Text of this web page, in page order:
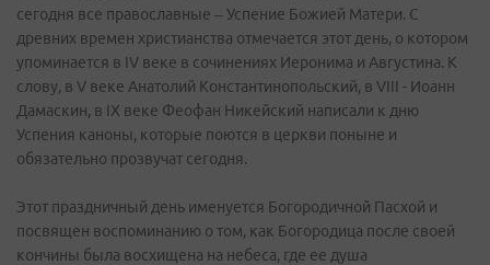
сегодня все православные – Успение Божией Матери. С
древних времен христианства отмечается этот день, о котором
упоминается в IV веке в сочинениях Иеронима и Августина. К
слову, в V веке Анатолий Константинопольский, в VIII - Иоанн
Дамаскин, в IX веке Феофан Никейский написали к дню
Успения каноны, которые поются в церкви поныне и
обязательно прозвучат сегодня.
Этот праздничный день именуется Богородичной Пасхой и
посвящен воспоминанию о том, как Богородица после своей
кончины была восхищена на небеса, где ее душа